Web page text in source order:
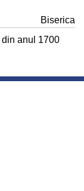
Biserica
din anul 1700